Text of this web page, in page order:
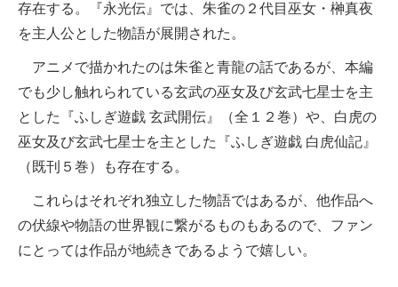
存在する。『永光伝』では、朱雀の２代目巫女・榊真夜
を主人公とした物語が展開された。
アニメで描かれたのは朱雀と青龍の話であるが、本編
でも少し触れられている玄武の巫女及び玄武七星士を主
とした『ふしぎ遊戯 玄武開伝』（全１２巻）や、白虎の
巫女及び玄武七星士を主とした『ふしぎ遊戯 白虎仙記』
（既刊５巻）も存在する。
これらはそれぞれ独立した物語ではあるが、他作品へ
の伏線や物語の世界観に繋がるものもあるので、ファン
にとっては作品が地続きであるようで嬉しい。